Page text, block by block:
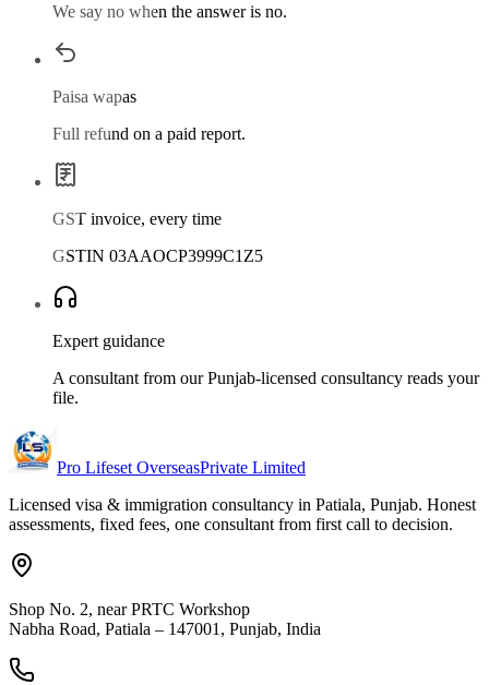
We say no when the answer is no.
Paisa wapas
Full refund on a paid report.
GST invoice, every time
GSTIN 03AAOCP3999C1Z5
Expert guidance
A consultant from our Punjab-licensed consultancy reads your
file.
Pro Lifeset OverseasPrivate Limited
Licensed visa & immigration consultancy in Patiala, Punjab. Honest
assessments, fixed fees, one consultant from first call to decision.
Shop No. 2, near PRTC Workshop
Nabha Road, Patiala – 147001, Punjab, India